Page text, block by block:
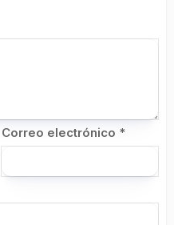
Correo electrónico *